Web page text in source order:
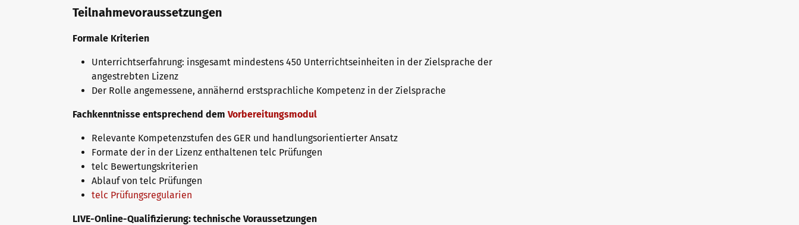
Sprachprüfungen: Support & FAQ
Training: Support & FAQ
telc in der Presse
Aktuelles
Campus Community
Teilnahmevoraussetzungen
Formale Kriterien
Unterrichtserfahrung: insgesamt mindestens 450 Unterrichtseinheiten in der Zielsprache der
angestrebten Lizenz
Der Rolle angemessene, annähernd erstsprachliche Kompetenz in der Zielsprache
Fachkenntnisse entsprechend dem Vorbereitungsmodul
Relevante Kompetenzstufen des GER und handlungsorientierter Ansatz
Formate der in der Lizenz enthaltenen telc Prüfungen
telc Bewertungskriterien
Ablauf von telc Prüfungen
telc Prüfungsregularien
LIVE-Online-Qualifizierung: technische Voraussetzungen